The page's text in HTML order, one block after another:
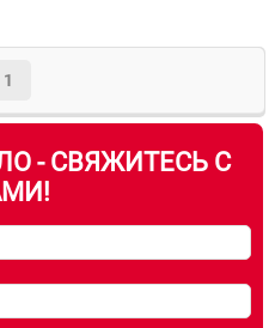
1
- СВЯЖИТЕСЬ С